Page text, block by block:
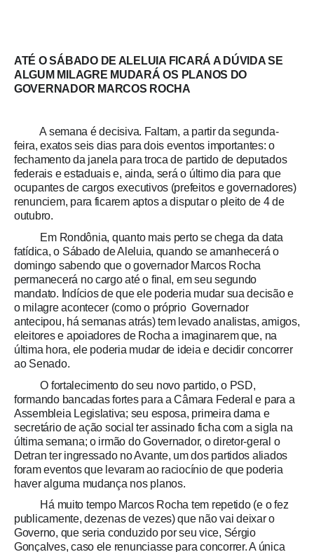
ATÉ O SÁBADO DE ALELUIA FICARÁ A DÚVIDA SE
ALGUM MILAGRE MUDARÁ OS PLANOS DO
GOVERNADOR MARCOS ROCHA
A semana é decisiva. Faltam, a partir da segunda-
feira, exatos seis dias para dois eventos importantes: o
fechamento da janela para troca de partido de deputados
federais e estaduais e, ainda, será o último dia para que
ocupantes de cargos executivos (prefeitos e governadores)
renunciem, para ficarem aptos a disputar o pleito de 4 de
outubro.
Em Rondônia, quanto mais perto se chega da data
fatídica, o Sábado de Aleluia, quando se amanhecerá o
domingo sabendo que o governador Marcos Rocha
permanecerá no cargo até o final, em seu segundo
mandato. Indícios de que ele poderia mudar sua decisão e
o milagre acontecer (como o próprio Governador
antecipou, há semanas atrás) tem levado analistas, amigos,
eleitores e apoiadores de Rocha a imaginarem que, na
última hora, ele poderia mudar de ideia e decidir concorrer
ao Senado.
O fortalecimento do seu novo partido, o PSD,
formando bancadas fortes para a Câmara Federal e para a
Assembleia Legislativa; seu esposa, primeira dama e
secretário de ação social ter assinado ficha com a sigla na
última semana; o irmão do Governador, o diretor-geral o
Detran ter ingressado no Avante, um dos partidos aliados
foram eventos que levaram ao raciocínio de que poderia
haver alguma mudança nos planos.
Há muito tempo Marcos Rocha tem repetido (e o fez
publicamente, dezenas de vezes) que não vai deixar o
Governo, que seria conduzido por seu vice, Sérgio
Gonçalves, caso ele renunciasse para concorrer. A única